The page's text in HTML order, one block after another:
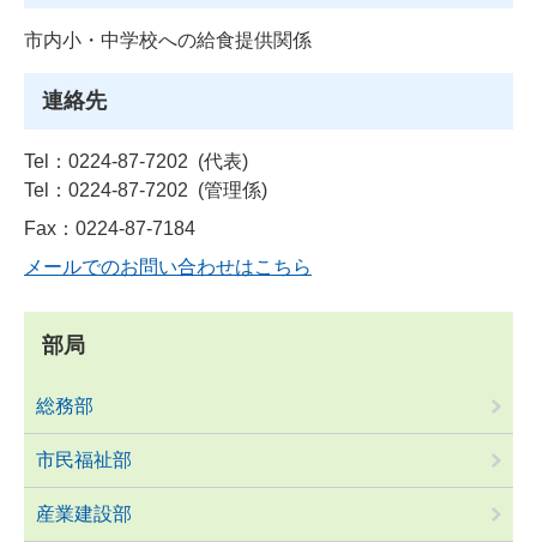
市内小・中学校への給食提供関係
連絡先
Tel：0224-87-7202
代表
Tel：0224-87-7202
管理係
Fax：0224-87-7184
メールでのお問い合わせはこちら
部局
総務部
市民福祉部
産業建設部